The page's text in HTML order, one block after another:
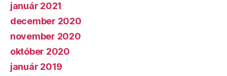
január 2021
december 2020
november 2020
október 2020
január 2019